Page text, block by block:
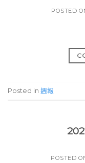
POSTED
Posted in 週報
POSTED